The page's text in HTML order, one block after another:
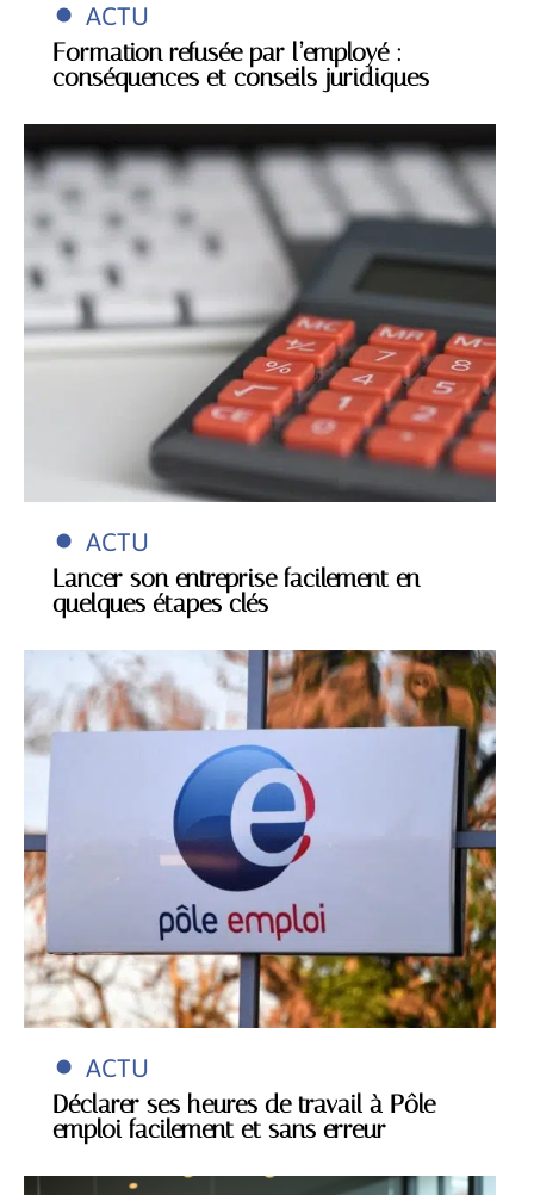
ACTU
Formation refusée par l’employé :
conséquences et conseils juridiques
ACTU
Lancer son entreprise facilement en
quelques étapes clés
ACTU
Déclarer ses heures de travail à Pôle
emploi facilement et sans erreur